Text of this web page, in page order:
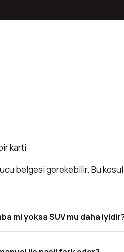
karti
belgesi gerekebilir. Bu
mi yoksa SUV mu daha